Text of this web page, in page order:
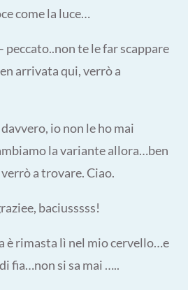
come la luce…
peccato..non te le far scappare
arrivata qui, verrò a
io non le ho mai
la variante allora…ben
a trovare. Ciao.
baciusssss!
è rimasta lì nel mio cervello…e
fia…non si sa mai …..